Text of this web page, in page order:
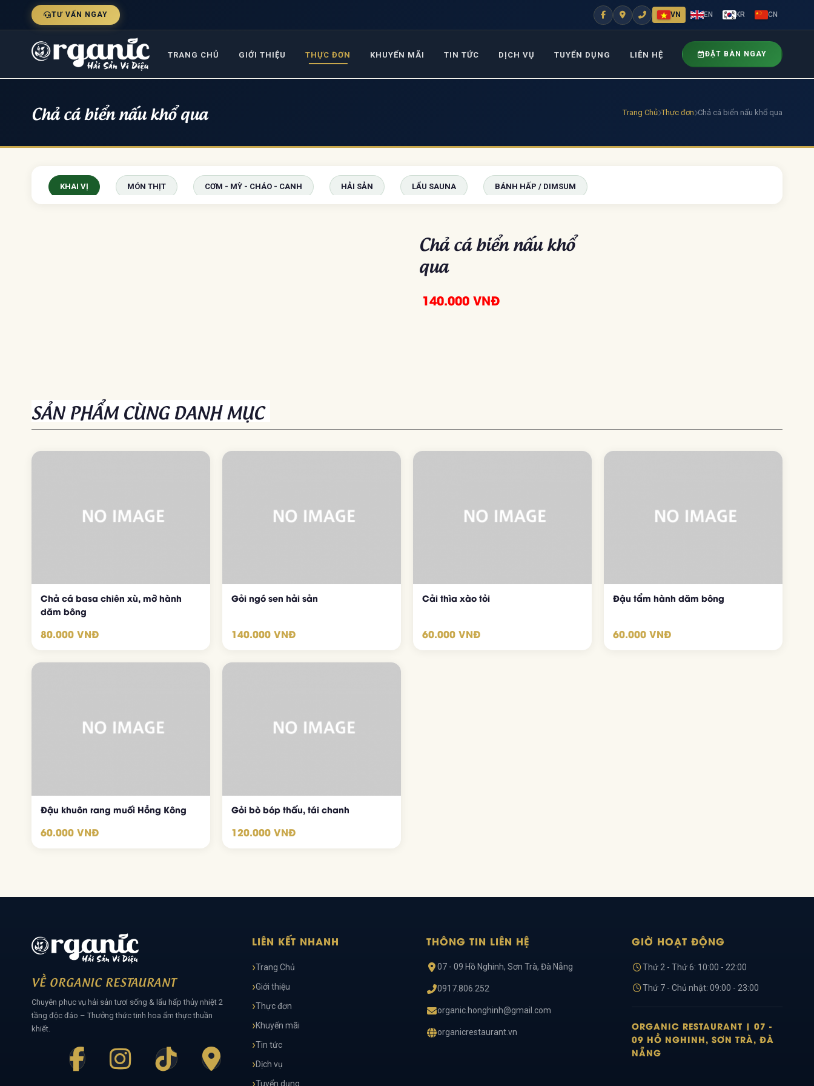
TƯ VẤN NGAY VN EN KR CN
TRANG CHỦ GIỚI THIỆU THỰC ĐƠN KHUYẾN MÃI TIN TỨC DỊCH VỤ TUYỂN DỤNG LIÊN HỆ ĐẶT BÀN NGAY
Chả cá biển nấu khổ qua Trang Chủ Thực đơn Chả cá biển nấu khổ qua
KHAI VỊ MÓN THỊT CƠM - MỲ - CHÁO - CANH HẢI SẢN LẨU SAUNA BÁNH HẤP / DIMSUM
Chả cá biển nấu khổ
qua
140.000 VNĐ
SẢN PHẨM CÙNG DANH MỤC
Chả cá basa chiên xù, mỡ hành
dăm bông
80.000 VNĐ
Gỏi ngó sen hải sản
140.000 VNĐ
Cải thìa xào tỏi
60.000 VNĐ
Đậu tẩm hành dăm bông
60.000 VNĐ
Đậu khuôn rang muối Hồng Kông
60.000 VNĐ
Gỏi bò bóp thấu, tái chanh
120.000 VNĐ
VỀ ORGANIC RESTAURANT
Chuyên phục vụ hải sản tươi sống & lẩu hấp thủy nhiệt 2
tầng độc đáo – Thưởng thức tinh hoa ẩm thực thuần
khiết.
LIÊN KẾT NHANH
Trang Chủ
Giới thiệu
Thực đơn
Khuyến mãi
Tin tức
Dịch vụ
Tuyển dụng
THÔNG TIN LIÊN HỆ
07 - 09 Hồ Nghinh, Sơn Trà, Đà Nẵng
0917.806.252
organic.honghinh@gmail.com
organicrestaurant.vn
GIỜ HOẠT ĐỘNG
Thứ 2 - Thứ 6: 10:00 - 22:00
Thứ 7 - Chủ nhật: 09:00 - 23:00
ORGANIC RESTAURANT | 07 -
09 HỒ NGHINH, SƠN TRÀ, ĐÀ
NẴNG